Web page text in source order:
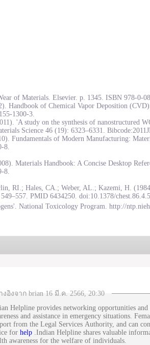
of Materials. Elsevier. p. 1345. ISBN 978-0-
Handbook of Chemical Vapor Deposition
1300-3.
'A study on the synthesis of nanostructured
Science 46 (19): 6323–6331.
Fundamentals of Modern Manufacturing:
8.
Materials Handbook: A Concise Desktop
8.
RI.; Hales, CA.; Weber, AL.; Kazemi, H.
PMID 6434250. doi:10.1378/
National Toxicology Program. http://
งอิงจาก brian 16 มี.ค. 2566, 20:30
Helpline provides networking opportunities
and assistance in emergency situations.
from the Legal Services Authority, and can
for help .Indian Helpline shares valuable
awareness for the welfare of individuals.